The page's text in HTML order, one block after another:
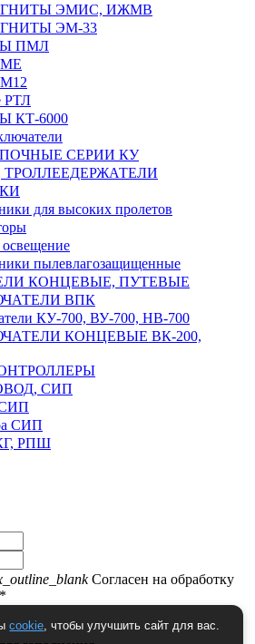
ЭМИС, ИЖМВ
ЭМ-33
ПМЛ
РТЛ
КТ-6000
СЕРИИ КУ
ТРОЛЛЕЕДЕРЖАТЕЛИ
для высоких пролетов
пылевлагозащищенные
КОНЦЕВЫЕ, ПУТЕВЫЕ
ВПК
КУ-700, ВУ-700, НВ-700
КОНЦЕВЫЕ ВК-200,
СИП
СИП
РПШ
cookie, чтобы улучшить сайт для вас.
Согласен на обработку